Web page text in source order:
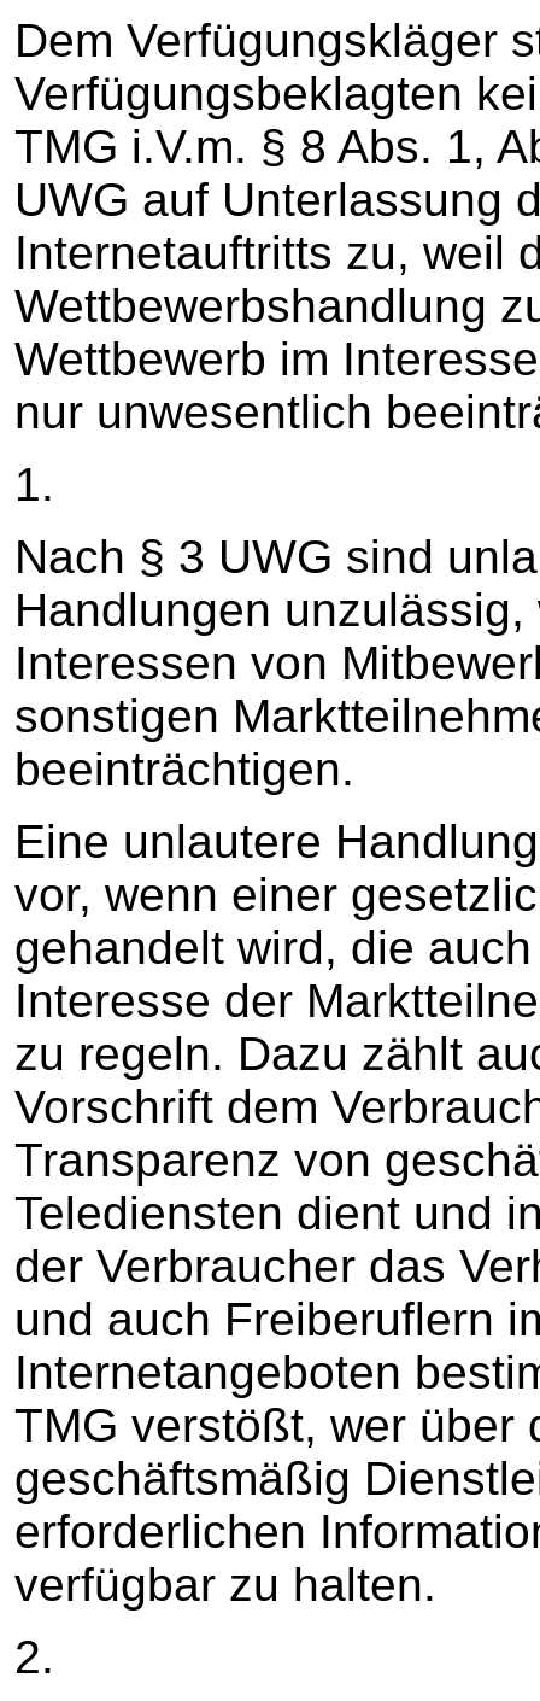
Dem Verfügungskläger
Verfügungsbeklagten
TMG i.V.m. § 8 Abs. 1,
UWG auf Unterlassung
Internetauftritts zu, weil
Wettbewerbshandlung
Wettbewerb im
nur unwesentlich
1.
Nach § 3 UWG sind
Handlungen
Interessen von
sonstigen
beeinträchtigen.
Eine unlautere
vor, wenn einer
gehandelt wird, die
Interesse der
zu regeln. Dazu zählt
Vorschrift dem
Transparenz von
Telediensten dient und
der Verbraucher das
und auch Freiberuflern
Internetangeboten
TMG verstößt, wer über
geschäftsmäßig
erforderlichen
verfügbar zu halten.
2.